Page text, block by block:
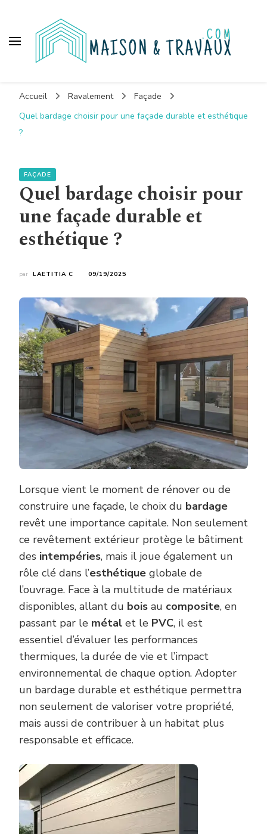
Accueil Ravalement
Façade
Quel bardage choisir pour une façade durable et esthétique
?
FAÇADE
Quel bardage choisir pour
une façade durable et
esthétique ?
par LAETITIA C 09/19/2025
Lorsque vient le moment de rénover ou de
construire une façade, le choix du bardage
revêt une importance capitale. Non seulement
ce revêtement extérieur protège le bâtiment
des intempéries, mais il joue également un
rôle clé dans l’esthétique globale de
l’ouvrage. Face à la multitude de matériaux
disponibles, allant du bois au composite, en
passant par le métal et le PVC, il est
essentiel d’évaluer les performances
thermiques, la durée de vie et l’impact
environnemental de chaque option. Adopter
un bardage durable et esthétique permettra
non seulement de valoriser votre propriété,
mais aussi de contribuer à un habitat plus
responsable et efficace.